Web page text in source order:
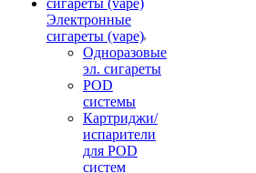
Электронные
сигареты (vape)
Одноразовые
эл. сигареты
POD
системы
Картриджи/
испарители
для POD
систем